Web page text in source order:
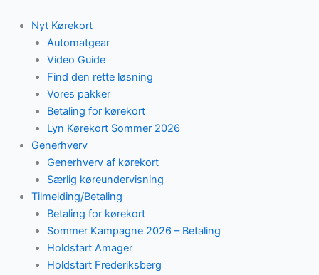
content
Nyt Kørekort
Automatgear
Video Guide
Find den rette løsning
Vores pakker
Betaling for kørekort
Lyn Kørekort Sommer 2026
Generhverv
Generhverv af kørekort
Særlig køreundervisning
Tilmelding/Betaling
Betaling for kørekort
Sommer Kampagne 2026 – Betaling
Holdstart Amager
Holdstart Frederiksberg